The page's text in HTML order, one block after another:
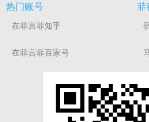
热门账号
在菲言菲知乎
在菲言菲百家号
菲